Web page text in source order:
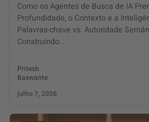
Como os Agentes de Busca de IA
Profundidade, o Contexto e a
Palavras-chave vs. Autoridade
Construindo...
Pritesh
Baswante
julho 7, 2026